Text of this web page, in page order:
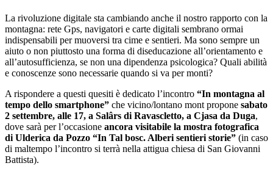
La rivoluzione digitale sta cambiando anche il nostro rapporto con la
montagna: rete Gps, navigatori e carte digitali sembrano ormai
indispensabili per muoversi tra cime e sentieri. Ma sono sempre un
aiuto o non piuttosto una forma di diseducazione all’orientamento e
all’autosufficienza, se non una dipendenza psicologica? Quali abilità
e conoscenze sono necessarie quando si va per monti?
A rispondere a questi quesiti è dedicato l’incontro “In montagna al
tempo dello smartphone” che vicino/lontano mont propone sabato
2 settembre, alle 17, a Salârs di Ravascletto, a Cjasa da Duga,
dove sarà per l’occasione ancora visitabile la mostra fotografica
di Ulderica da Pozzo “In Tal bosc. Alberi sentieri storie” (in caso
di maltempo l’incontro si terrà nella attigua chiesa di San Giovanni
Battista).